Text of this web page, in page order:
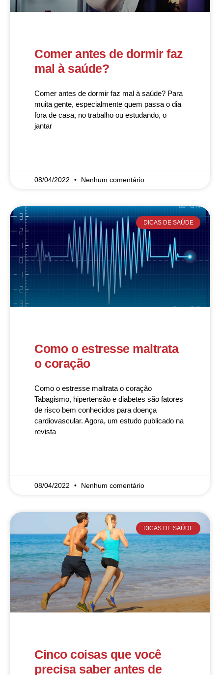
Comer antes de dormir faz
mal à saúde?
Comer antes de dormir faz mal à saúde? Para
muita gente, especialmente quem passa o dia
fora de casa, no trabalho ou estudando, o
jantar
08/04/2022 Nenhum comentário
DICAS DE SAÚDE
Como o estresse maltrata
o coração
Como o estresse maltrata o coração
Tabagismo, hipertensão e diabetes são fatores
de risco bem conhecidos para doença
cardiovascular. Agora, um estudo publicado na
revista
08/04/2022 Nenhum comentário
DICAS DE SAÚDE
Cinco coisas que você
precisa saber antes de